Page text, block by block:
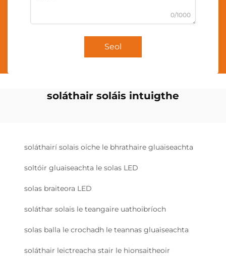
0/1000
Seol
soláthair soláis intuigthe
soláthairí solais oíche le bhrathaire gluaiseachta
soltóir gluaiseachta le solas LED
solas braiteora LED
soláthar solais le teangaire uathoibríoch
solas balla le crochadh le teannas gluaiseachta
soláthair leictreacha stair le hionsaitheoir